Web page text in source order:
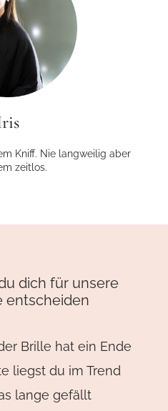
Kniff. Nie langweilig aber
zeitlos.
dich für unsere
entscheiden
Brille hat ein Ende
liegst du im Trend
lange gefällt